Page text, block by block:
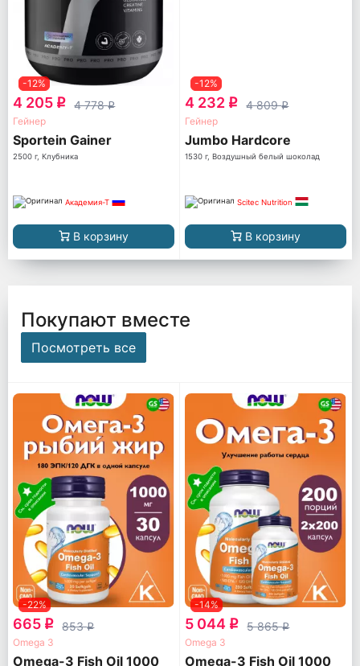
-12%
4 205 q 4 778q
Гейнер
Sportein Gainer
2500 г, Клубника
Академия-Т
В корзину
-12%
4 232 q 4 809q
Гейнер
Jumbo Hardcore
1530 г, Воздушный белый шоколад
Scitec Nutrition
В корзину
Покупают вместе
Посмотреть все
-22%
665 q 853q
Omega 3
Omega-3 Fish Oil 1000
-14%
5 044 q 5 865q
Omega 3
Omega-3 Fish Oil 1000